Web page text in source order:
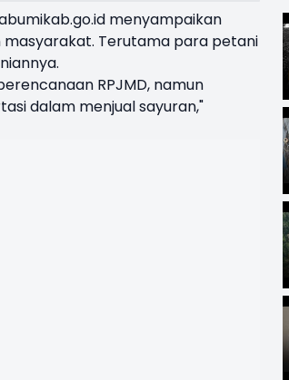
menyampaikan
masyarakat. Terutama para petani
RPJMD, namun
dalam menjual sayuran,"